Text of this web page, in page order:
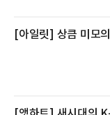
[아일릿] 상큼 미모